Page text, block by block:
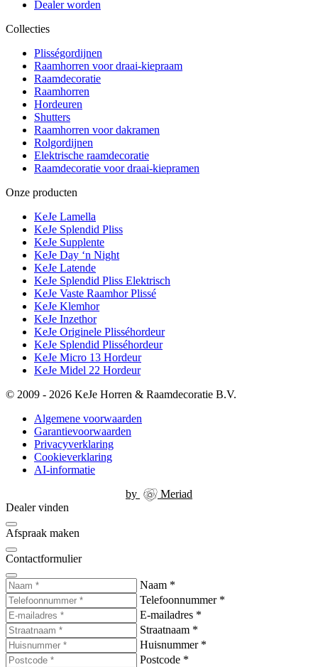
Dealer worden
Collecties
Plisségordijnen
Raamhorren voor draai-kiepraam
Raamdecoratie
Raamhorren
Hordeuren
Shutters
Raamhorren voor dakramen
Rolgordijnen
Elektrische raamdecoratie
Raamdecoratie voor draai-kiepramen
Onze producten
KeJe Lamella
KeJe Splendid Pliss
KeJe Supplente
KeJe Day ‘n Night
KeJe Latende
KeJe Splendid Pliss Elektrisch
KeJe Vaste Raamhor Plissé
KeJe Klemhor
KeJe Inzethor
KeJe Originele Plisséhordeur
KeJe Splendid Plisséhordeur
KeJe Micro 13 Hordeur
KeJe Midel 22 Hordeur
© 2009 - 2026 KeJe Horren & Raamdecoratie B.V.
Algemene voorwaarden
Garantievoorwaarden
Privacyverklaring
Cookieverklaring
AI-informatie
by
Meriad
Dealer vinden
Afspraak maken
Contactformulier
Naam *
Telefoonnummer *
E-mailadres *
Straatnaam *
Huisnummer *
Postcode *